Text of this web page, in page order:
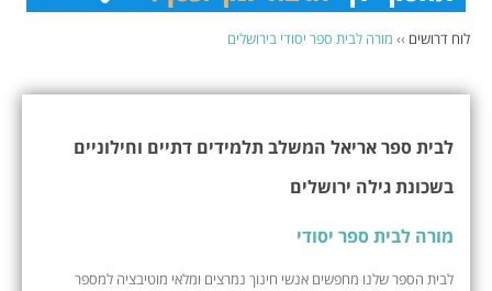
לוח דרושים ›› מורה לבית ספר יסודי בירושלים
לבית ספר אריאל המשלב תלמידים דתיים וחילוניים
בשכונת גילה ירושלים
מורה לבית ספר יסודי
לבית הספר שלנו מחפשים אנשי חינוך נמרצים ומלאי מוטיבציה למספר